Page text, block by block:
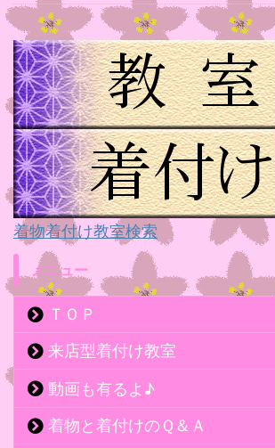
着物着付け教室検索
メニュー
ＴＯＰ
来店型着付け教室
動画も有るよ♪
着物と着付けのＱ＆Ａ